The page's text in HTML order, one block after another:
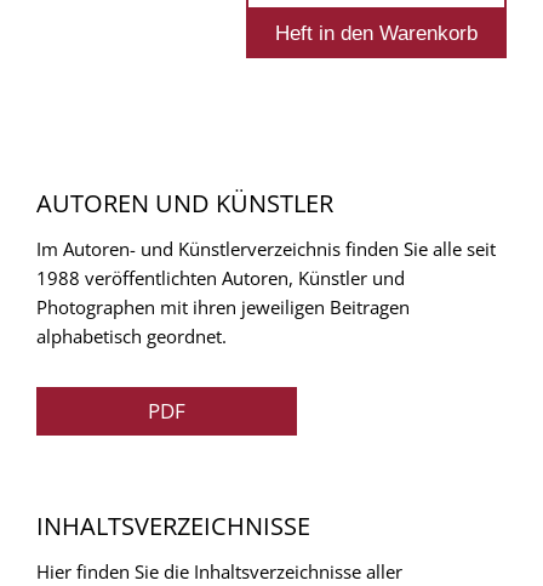
AUTOREN UND KÜNSTLER
Im Autoren- und Künstlerverzeichnis finden Sie alle seit
1988 veröffentlichten Autoren, Künstler und
Photographen mit ihren jeweiligen Beitragen
alphabetisch geordnet.
PDF
INHALTSVERZEICHNISSE
Hier finden Sie die Inhaltsverzeichnisse aller